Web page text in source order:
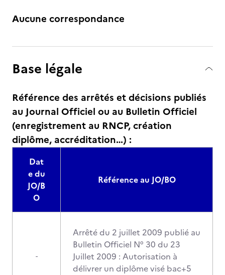
Aucune correspondance
Base légale
Référence des arrêtés et décisions publiés
au Journal Officiel ou au Bulletin Officiel
(enregistrement au RNCP, création
diplôme, accréditation…) :
Dat
e du
JO/B
O
Référence au JO/BO
-
Arrêté du 2 juillet 2009 publié au
Bulletin Officiel N° 30 du 23
Juillet 2009 : Autorisation à
délivrer un diplôme visé bac+5